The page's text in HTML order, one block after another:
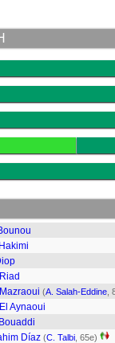
(A. Salah-Eddine ,
Aynaoui
Díaz (C. Talbi , 65e)